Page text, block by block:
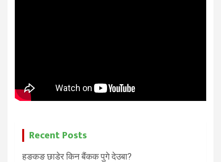
Recent Posts
हङकङ छाडेर किन बैंकक पुगे देउबा?